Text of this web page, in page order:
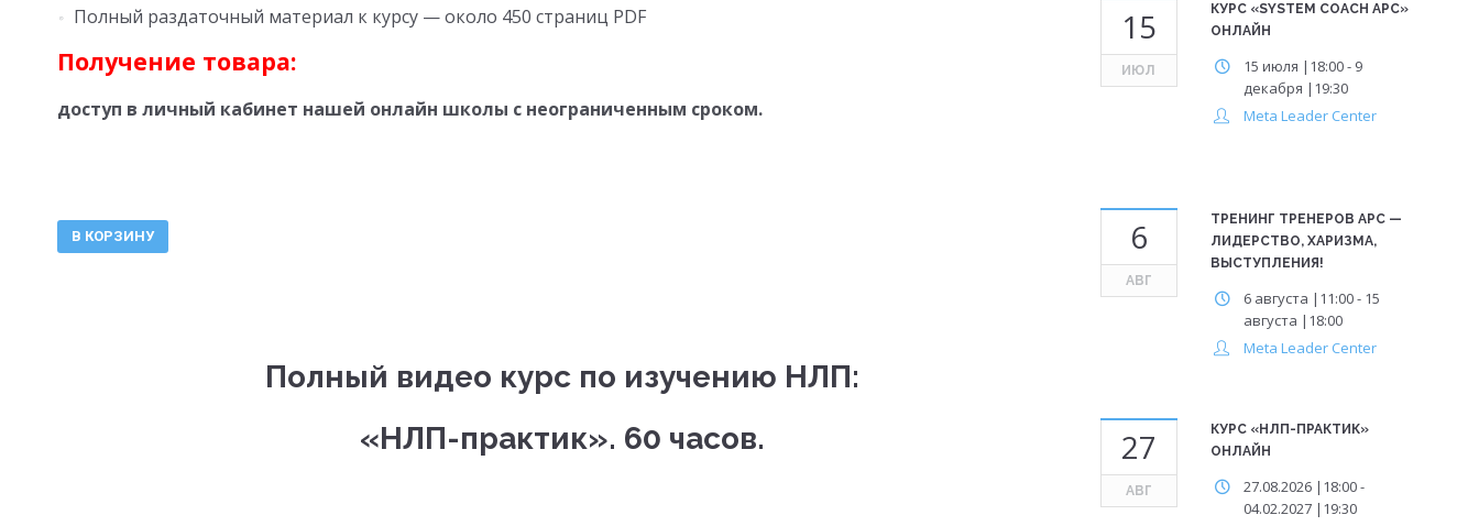
Полный раздаточный материал к курсу — около 450 страниц PDF
Получение товара:
доступ в личный кабинет нашей онлайн школы с неограниченным сроком.
В КОРЗИНУ
Полный видео курс по изучению НЛП:
«НЛП-практик». 60 часов.
15
ИЮЛ
КУРС «SYSTEM COACH APC»
ОНЛАЙН
15 июля |18:00- 9
декабря |19:30
Meta Leader Center
6
АВГ
ТРЕНИНГ ТРЕНЕРОВ APC —
ЛИДЕРСТВО, ХАРИЗМА,
ВЫСТУПЛЕНИЯ!
6 августа |11:00- 15
августа |18:00
Meta Leader Center
27
АВГ
КУРС «НЛП-ПРАКТИК»
ОНЛАЙН
27.08.2026 |18:00-
04.02.2027 |19:30